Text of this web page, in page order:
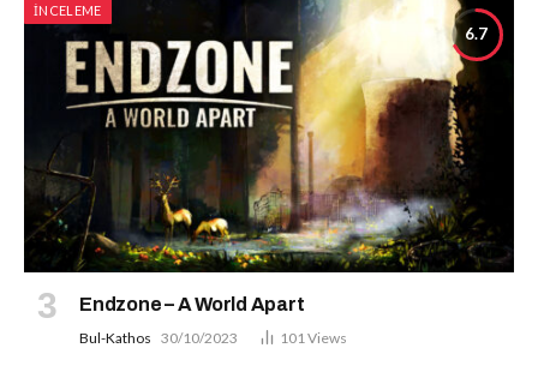
6.7
İNCELEME
Endzone – A World Apart
Bul-Kathos 30/10/2023 101Views